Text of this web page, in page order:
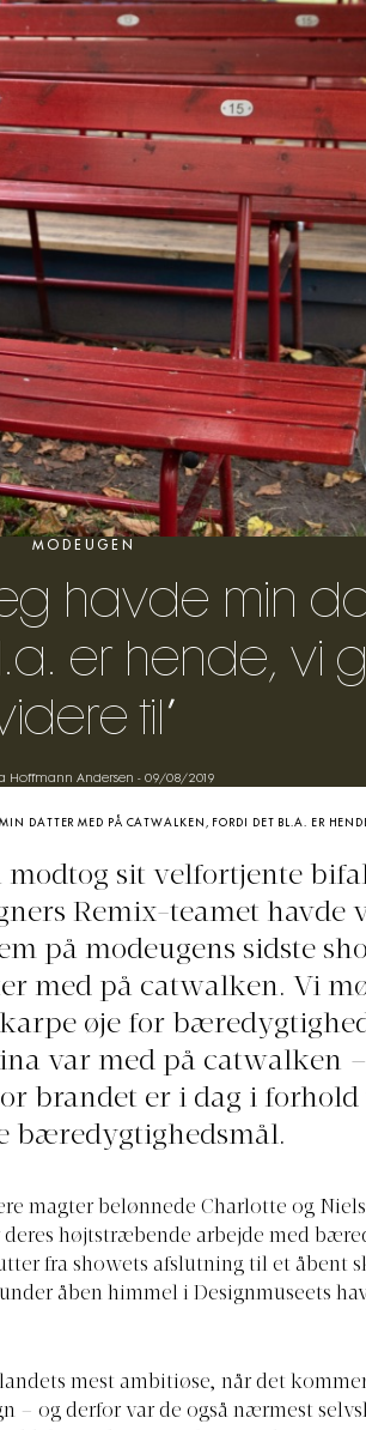
MODEUGEN
havde min
er hende, vi
til”
Hoffmann Andersen - 09/08/2019
DATTER MED PÅ CATWALKEN, FORDI DET BL.A. ER
modtog sit velfortjente
Remix-teamet havde
på modeugens sidste
med på catwalken. Vi
øje for
var med på catwalken
brandet er i dag i forhold
bæredygtighedsmål.
magter belønnede Charlotte og
deres højtstræbende arbejde med
fra showets afslutning til et åbent
åben himmel i Designmuseets
mest ambitiøse, når det
– og derfor var de også nærmest